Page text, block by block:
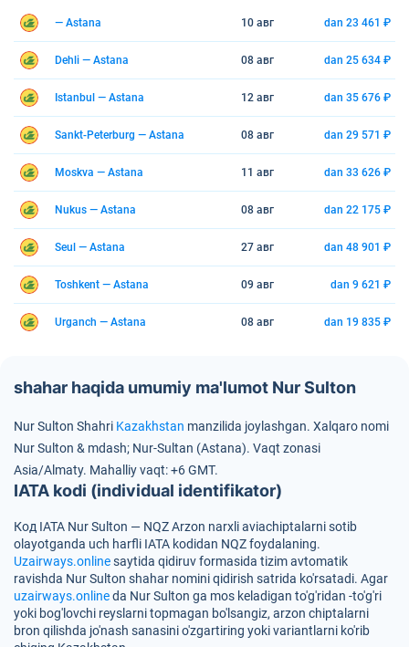
— Astana 10 авг dan 23 461 ₽
Dehli — Astana 08 авг dan 25 634 ₽
Istanbul — Astana 12 авг dan 35 676 ₽
Sankt-Peterburg — Astana 08 авг dan 29 571 ₽
Moskva — Astana 11 авг dan 33 626 ₽
Nukus — Astana 08 авг dan 22 175 ₽
Seul — Astana 27 авг dan 48 901 ₽
Toshkent — Astana 09 авг dan 9 621 ₽
Urganch — Astana 08 авг dan 19 835 ₽
shahar haqida umumiy ma'lumot Nur Sulton
Nur Sulton Shahri Kazakhstan manzilida joylashgan. Xalqaro nomi
Nur Sulton & mdash; Nur-Sultan (Astana). Vaqt zonasi
Asia/Almaty. Mahalliy vaqt: +6 GMT.
IATA kodi (individual identifikator)
Код IATA Nur Sulton — NQZArzon narxli aviachiptalarni sotib
olayotganda uch harfli IATA kodidan NQZfoydalaning.
Uzairways.onlinesaytida qidiruv formasida tizim avtomatik
ravishda Nur Sulton shahar nomini qidirish satrida ko'rsatadi. Agar
uzairways.onlineda Nur Sulton ga mos keladigan to'g'ridan -to'g'ri
yoki bog'lovchi reyslarni topmagan bo'lsangiz, arzon chiptalarni
bron qilishda jo'nash sanasini o'zgartiring yoki variantlarni ko'rib